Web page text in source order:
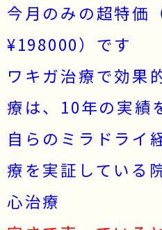
フェイスリフト
スレッドリフト
価格
施術価格表
ブログ・院長セレク
院長ブログ
コラム
今月のみの超特価
¥198000）です
ワキガ治療で効果
療は、10年の実績
自らのミラドライ
療を実証している
心治療